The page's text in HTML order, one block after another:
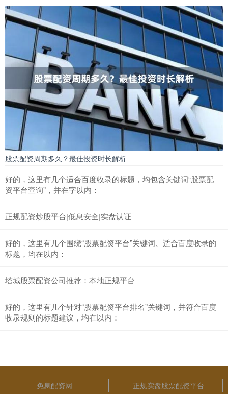
股票配资周期多久？最佳投资时长解析
好的，这里有几个适合百度收录的标题，均包含关键词“股票配
资平台查询”，并在字以内：
正规配资炒股平台|低息安全|实盘认证
好的，这里有几个围绕“股票配资平台”关键词、适合百度收录的
标题，均在以内：
塔城股票配资公司推荐：本地正规平台
好的，这里有几个针对“股票配资平台排名”关键词，并符合百度
收录规则的标题建议，均在以内：
免息配资网 正规实盘股票配资平台